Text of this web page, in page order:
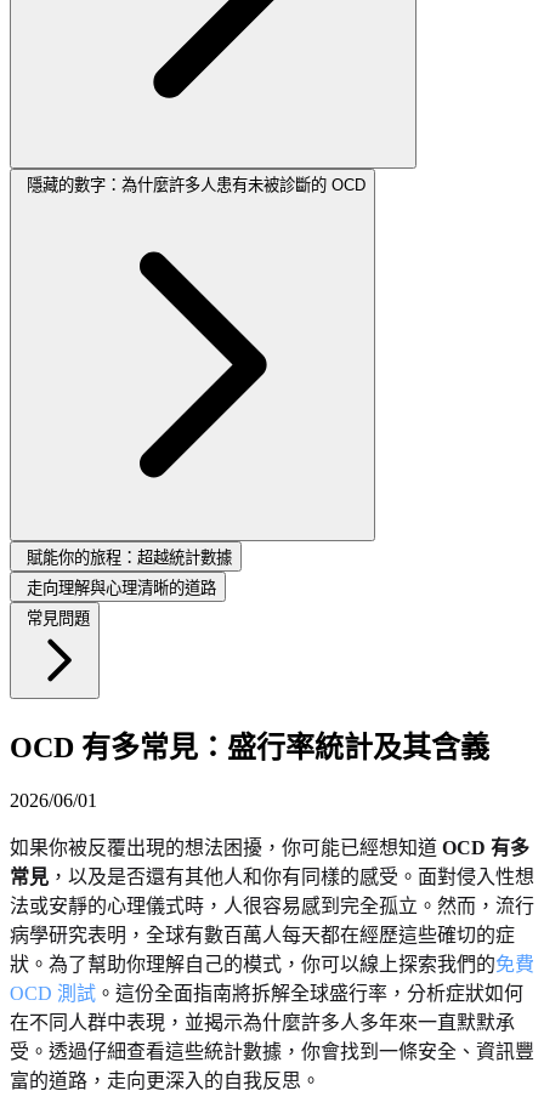
隱藏的數字：為什麼許多人患有未被診斷的 OCD
賦能你的旅程：超越統計數據
走向理解與心理清晰的道路
常見問題
OCD 有多常見：盛行率統計及其含義
2026/06/01
如果你被反覆出現的想法困擾，你可能已經想知道 OCD 有多
常見 ，以及是否還有其他人和你有同樣的感受。面對侵入性想
法或安靜的心理儀式時，人很容易感到完全孤立。然而，流行
病學研究表明，全球有數百萬人每天都在經歷這些確切的症
狀。為了幫助你理解自己的模式，你可以線上探索我們的免費
OCD 測試 。這份全面指南將拆解全球盛行率，分析症狀如何
在不同人群中表現，並揭示為什麼許多人多年來一直默默承
受。透過仔細查看這些統計數據，你會找到一條安全、資訊豐
富的道路，走向更深入的自我反思。